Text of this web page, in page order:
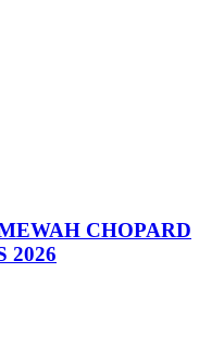
CHOPARD
2026